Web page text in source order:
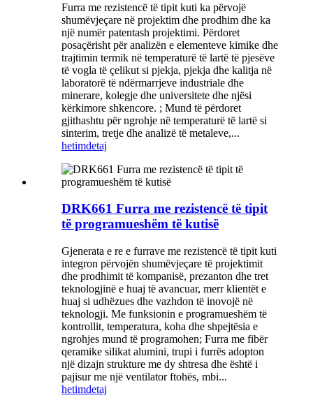
Furra me rezistencë të tipit kuti ka përvojë
shumëvjeçare në projektim dhe prodhim dhe ka
një numër patentash projektimi. Përdoret
posaçërisht për analizën e elementeve kimike dhe
trajtimin termik në temperaturë të lartë të pjesëve
të vogla të çelikut si pjekja, pjekja dhe kalitja në
laboratorë të ndërmarrjeve industriale dhe
minerare, kolegje dhe universitete dhe njësi
kërkimore shkencore. ; Mund të përdoret
gjithashtu për ngrohje në temperaturë të lartë si
sinterim, tretje dhe analizë të metaleve,...
hetimdetaj
DRK661 Furra me rezistencë të tipit
të programueshëm të kutisë
Gjenerata e re e furrave me rezistencë të tipit kuti
integron përvojën shumëvjeçare të projektimit
dhe prodhimit të kompanisë, prezanton dhe tret
teknologjinë e huaj të avancuar, merr klientët e
huaj si udhëzues dhe vazhdon të inovojë në
teknologji. Me funksionin e programueshëm të
kontrollit, temperatura, koha dhe shpejtësia e
ngrohjes mund të programohen; Furra me fibër
qeramike silikat alumini, trupi i furrës adopton
një dizajn strukture me dy shtresa dhe është i
pajisur me një ventilator ftohës, mbi...
hetimdetaj